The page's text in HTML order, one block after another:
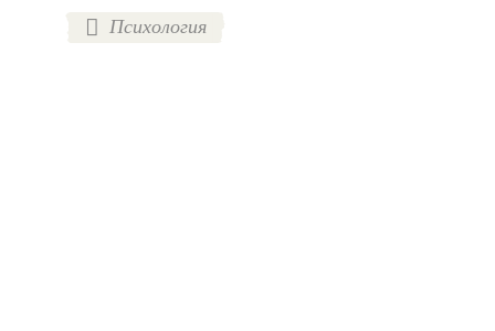
Психология